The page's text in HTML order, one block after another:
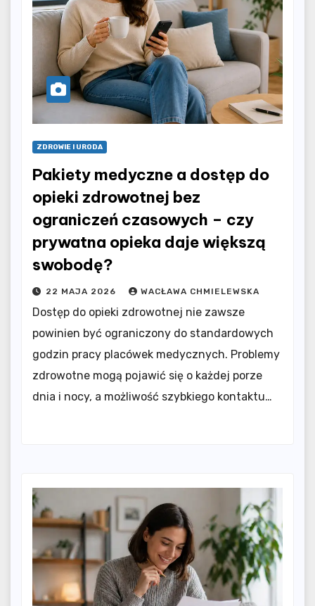
ZDROWIE I URODA
Pakiety medyczne a dostęp do
opieki zdrowotnej bez
ograniczeń czasowych – czy
prywatna opieka daje większą
swobodę?
22 MAJA 2026 WACŁAWA CHMIELEWSKA
Dostęp do opieki zdrowotnej nie zawsze
powinien być ograniczony do standardowych
godzin pracy placówek medycznych. Problemy
zdrowotne mogą pojawić się o każdej porze
dnia i nocy, a możliwość szybkiego kontaktu…